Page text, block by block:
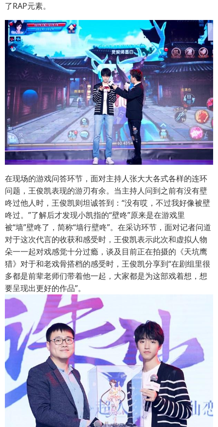
了RAP元素。
在现场的游戏问答环节，面对主持人张大大各式各样的连环
问题，王俊凯表现的游刃有余。当主持人问到之前有没有壁
咚过他人时，王俊凯则坦诚答到：“没有哎，不过我好像被壁
咚过。”了解后才发现小凯指的“壁咚”原来是在游戏里
被“墙”壁咚了，简称“墙行壁咚”。在采访环节，面对记者问道
对于这次代言的收获和感受时，王俊凯表示此次和虚拟人物
朵一一起对戏感觉十分过瘾，谈及目前正在拍摄的《天坑鹰
猎》对于和老戏骨搭档的感受时，王俊凯分享到“在剧组里很
多都是前辈老师们带着他一起，大家都是为这部戏着想，想
要呈现出更好的作品”。